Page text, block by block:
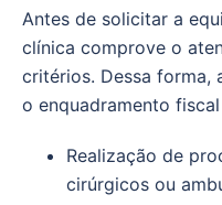
Antes de solicitar a
clínica comprove o
critérios. Dessa forma,
o enquadramento
Realização de
cirúrgicos ou